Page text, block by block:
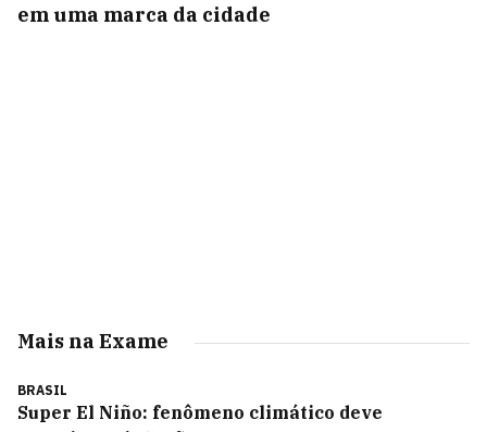
em uma marca da cidade
Mais na Exame
BRASIL
Super El Niño: fenômeno climático deve